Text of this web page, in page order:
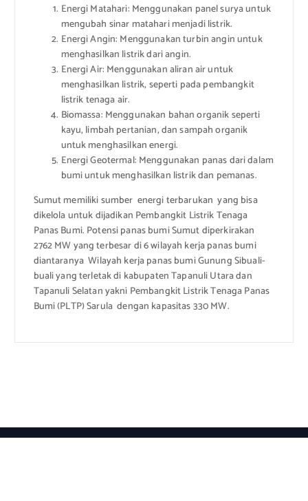
Energi Matahari: Menggunakan panel surya untuk
mengubah sinar matahari menjadi listrik.
Energi Angin: Menggunakan turbin angin untuk
menghasilkan listrik dari angin.
Energi Air: Menggunakan aliran air untuk
menghasilkan listrik, seperti pada pembangkit
listrik tenaga air.
Biomassa: Menggunakan bahan organik seperti
kayu, limbah pertanian, dan sampah organik
untuk menghasilkan energi.
Energi Geotermal: Menggunakan panas dari dalam
bumi untuk menghasilkan listrik dan pemanas.
Sumut memiliki sumber energi terbarukan yang bisa
dikelola untuk dijadikan Pembangkit Listrik Tenaga
Panas Bumi. Potensi panas bumi Sumut diperkirakan
2762 MW yang terbesar di 6 wilayah kerja panas bumi
diantaranya Wilayah kerja panas bumi Gunung Sibuali-
buali yang terletak di kabupaten Tapanuli Utara dan
Tapanuli Selatan yakni Pembangkit Listrik Tenaga Panas
Bumi (PLTP) Sarula dengan kapasitas 330 MW.